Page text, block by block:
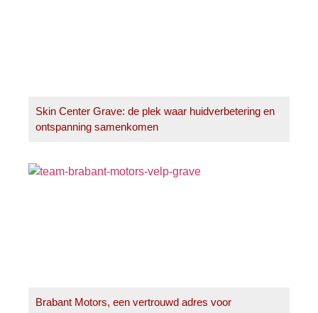
Skin Center Grave: de plek waar huidverbetering en
ontspanning samenkomen
Brabant Motors, een vertrouwd adres voor